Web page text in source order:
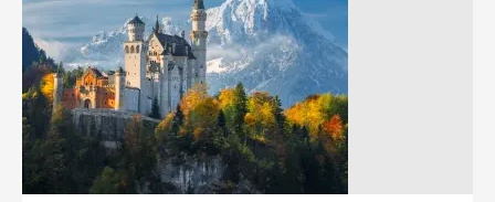
Braniborská
brána
Braniborská
brána
je
jedním
Zugspitze
Zugspitze
je
se
svou
výškou